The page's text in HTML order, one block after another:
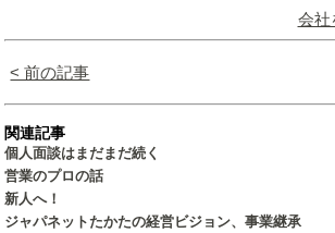
会
< 前の記事
関連記事
個人面談はまだまだ続く
営業のプロの話
新人へ！
ジャパネットたかたの経営ビジョン、事業継承